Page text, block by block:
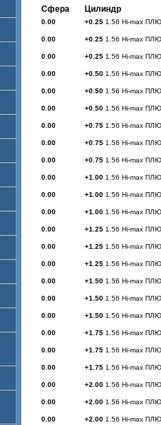
Сфера Цилиндр
0.00 +0.25 1.56 Hi-max
0.00 +0.25 1.56 Hi-max
0.00 +0.25 1.56 Hi-max
0.00 +0.50 1.56 Hi-max
0.00 +0.50 1.56 Hi-max
0.00 +0.50 1.56 Hi-max
0.00 +0.75 1.56 Hi-max
0.00 +0.75 1.56 Hi-max
0.00 +0.75 1.56 Hi-max
0.00 +1.00 1.56 Hi-max
0.00 +1.00 1.56 Hi-max
0.00 +1.00 1.56 Hi-max
0.00 +1.25 1.56 Hi-max
0.00 +1.25 1.56 Hi-max
0.00 +1.25 1.56 Hi-max
0.00 +1.50 1.56 Hi-max
0.00 +1.50 1.56 Hi-max
0.00 +1.50 1.56 Hi-max
0.00 +1.75 1.56 Hi-max
0.00 +1.75 1.56 Hi-max
0.00 +1.75 1.56 Hi-max
0.00 +2.00 1.56 Hi-max
0.00 +2.00 1.56 Hi-max
0.00 +2.00 1.56 Hi-max